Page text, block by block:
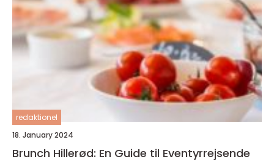
redaktionel
18. January 2024
Brunch Hillerød: En Guide til Eventyrrejsende